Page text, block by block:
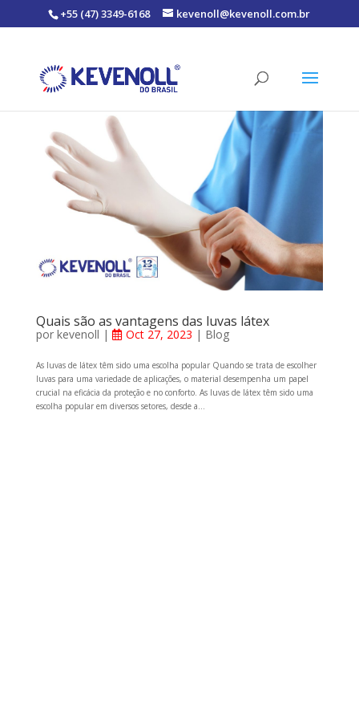
+55 (47) 3349-6168 kevenoll@kevenoll.com.br
Quais são as vantagens das luvas látex
por kevenoll | Oct 27, 2023 | Blog
As luvas de látex têm sido uma escolha popular Quando se trata de escolher
luvas para uma variedade de aplicações, o material desempenha um papel
crucial na eficácia da proteção e no conforto. As luvas de látex têm sido uma
escolha popular em diversos setores, desde a...